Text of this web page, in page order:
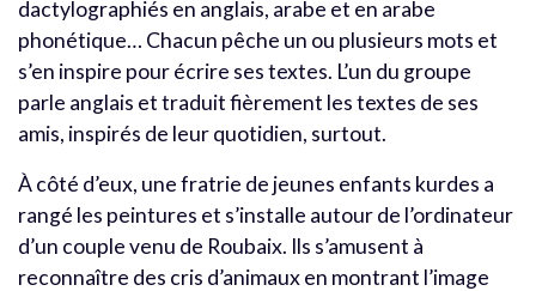
dactylographiés en anglais, arabe et en arabe
phonétique… Chacun pêche un ou plusieurs mots et
s’en inspire pour écrire ses textes. L’un du groupe
parle anglais et traduit fièrement les textes de ses
amis, inspirés de leur quotidien, surtout.
À côté d’eux, une fratrie de jeunes enfants kurdes a
rangé les peintures et s’installe autour de l’ordinateur
d’un couple venu de Roubaix. Ils s’amusent à
reconnaître des cris d’animaux en montrant l’image